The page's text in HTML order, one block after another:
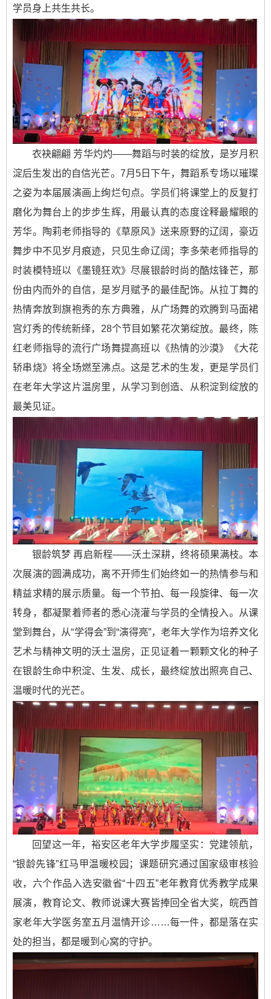
学员身上共生共长。
衣袂翩翩 芳华灼灼——舞蹈与时装的绽放，是岁月积
淀后生发出的自信光芒。7月5日下午，舞蹈系专场以璀璨
之姿为本届展演画上绚烂句点。学员们将课堂上的反复打
磨化为舞台上的步步生辉，用最认真的态度诠释最耀眼的
芳华。陶莉老师指导的《草原风》送来原野的辽阔，豪迈
舞步中不见岁月痕迹，只见生命辽阔；李多荣老师指导的
时装模特班以《墨镜狂欢》尽展银龄时尚的酷炫锋芒，那
份由内而外的自信，是岁月赋予的最佳配饰。从拉丁舞的
热情奔放到旗袍秀的东方典雅，从广场舞的欢腾到马面裙
宫灯秀的传统新绎，28个节目如繁花次第绽放。最终，陈
红老师指导的流行广场舞提高班以《热情的沙漠》《大花
轿串烧》将全场燃至沸点。这是艺术的生发，更是学员们
在老年大学这片温房里，从学习到创造、从积淀到绽放的
最美见证。
银龄筑梦 再启新程——沃土深耕，终将硕果满枝。本
次展演的圆满成功，离不开师生们始终如一的热情参与和
精益求精的展示质量。每一个节拍、每一段旋律、每一次
转身，都凝聚着师者的悉心浇灌与学员的全情投入。从课
堂到舞台，从“学得会”到“演得亮”，老年大学作为培养文化
艺术与精神文明的沃土温房，正见证着一颗颗文化的种子
在银龄生命中积淀、生发、成长，最终绽放出照亮自己、
温暖时代的光芒。
回望这一年，裕安区老年大学步履坚实：党建领航，
“银龄先锋”红马甲温暖校园；课题研究通过国家级审核验
收，六个作品入选安徽省“十四五”老年教育优秀教学成果
展演，教育论文、教师说课大赛皆捧回全省大奖，皖西首
家老年大学医务室五月温情开诊……每一件，都是落在实
处的担当，都是暖到心窝的守护。